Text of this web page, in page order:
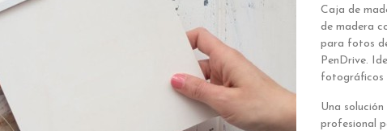
Caja de
de madera
para fotos
PenDrive.
fotográficos
Una
profesional